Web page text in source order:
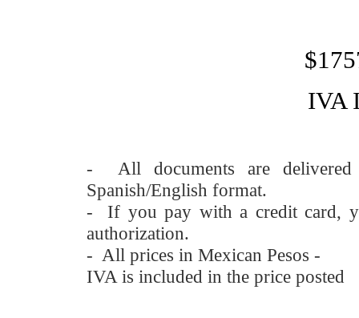
IVA
- All documents are
Spanish/English format.
- If you pay with a credit card,
authorization.
- All prices in Mexican Pesos -
IVA is included in the price posted